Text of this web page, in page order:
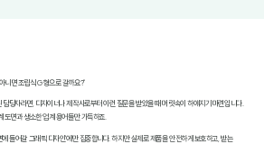
니면 조립식 G형으로 갈까요?"
당자라면, 디자이너나 제작사로부터 이런 질문을 받았을 때 머릿속이 하얘지기 마련입니다.
도면과 생소한 업계 용어들만 가득하죠.
들어갈 그래픽 디자인'에만 집중합니다. 하지만 실제로 제품을 안전하게 보호하고, 받는